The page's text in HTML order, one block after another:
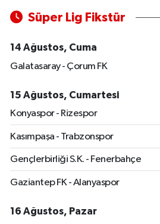
Süper Lig Fikstür
14 Ağustos, Cuma
Galatasaray - Çorum FK
15 Ağustos, Cumartesi
Konyaspor - Rizespor
Kasımpaşa - Trabzonspor
Gençlerbirliği S.K. - Fenerbahçe
Gaziantep FK - Alanyaspor
16 Ağustos, Pazar